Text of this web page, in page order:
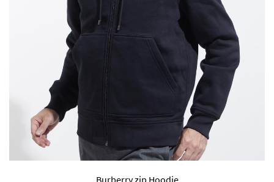
Burberry zip Hoodie